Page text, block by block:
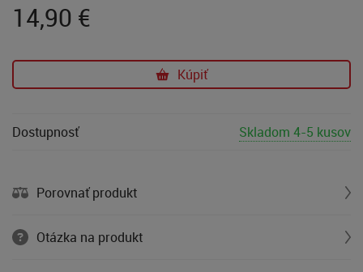
14,90 €
Kúpiť
Dostupnosť Skladom 4-5 kusov
Porovnať produkt
Otázka na produkt